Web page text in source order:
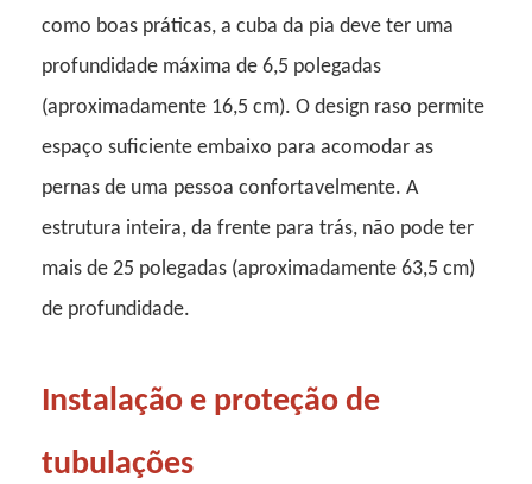
como boas práticas, a cuba da pia deve ter uma
profundidade máxima de 6,5 polegadas
(aproximadamente 16,5 cm). O design raso permite
espaço suficiente embaixo para acomodar as
pernas de uma pessoa confortavelmente. A
estrutura inteira, da frente para trás, não pode ter
mais de 25 polegadas (aproximadamente 63,5 cm)
de profundidade.
Instalação e proteção de
tubulações